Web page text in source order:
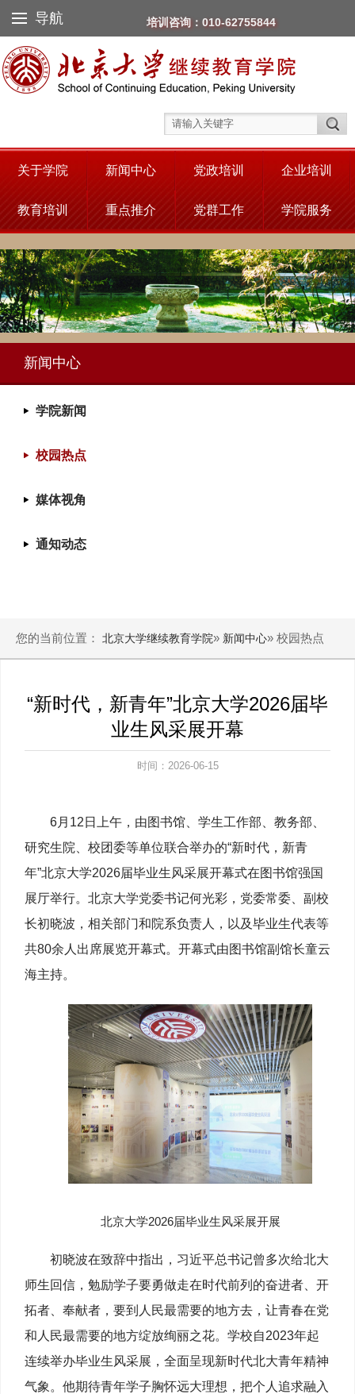
导航 培训咨询：010-62755844
关于学院 新闻中心 党政培训 企业培训
教育培训 重点推介 党群工作 学院服务
新闻中心
学院新闻
校园热点
媒体视角
通知动态
您的当前位置： 北京大学继续教育学院» 新闻中心» 校园热点
“新时代，新青年”北京大学2026届毕
业生风采展开幕
时间：2026-06-15
6月12日上午，由图书馆、学生工作部、教务部、
研究生院、校团委等单位联合举办的“新时代，新青
年”北京大学2026届毕业生风采展开幕式在图书馆强国
展厅举行。北京大学党委书记何光彩，党委常委、副校
长初晓波，相关部门和院系负责人，以及毕业生代表等
共80余人出席展览开幕式。开幕式由图书馆副馆长童云
海主持。
北京大学2026届毕业生风采展开展
初晓波在致辞中指出，习近平总书记曾多次给北大
师生回信，勉励学子要勇做走在时代前列的奋进者、开
拓者、奉献者，要到人民最需要的地方去，让青春在党
和人民最需要的地方绽放绚丽之花。学校自2023年起
连续举办毕业生风采展，全面呈现新时代北大青年精神
气象。他期待青年学子胸怀远大理想，把个人追求融入